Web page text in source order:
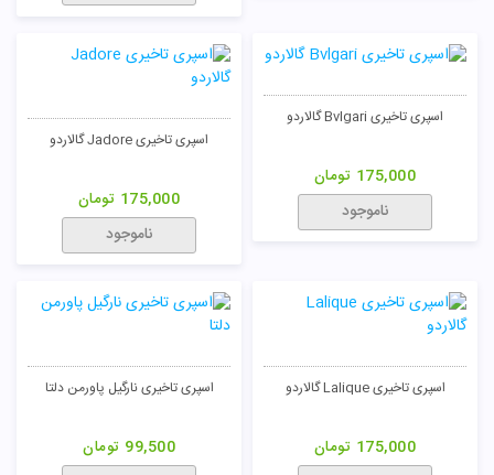
اسپری تاخیری Bvlgari گالاردو
175,000 تومان
ناموجود
اسپری تاخیری Jadore گالاردو
175,000 تومان
ناموجود
اسپری تاخیری Lalique گالاردو
175,000 تومان
اسپری تاخیری نارگیل پاورمن دلتا
99,500 تومان